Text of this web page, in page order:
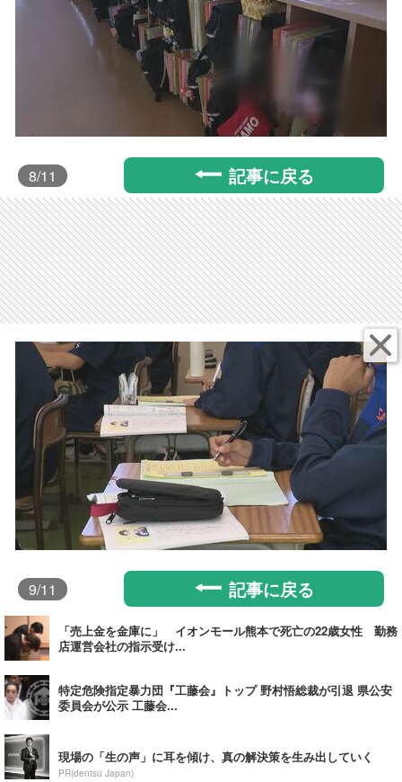
8/11 記事に戻る
9/11 記事に戻る
「売上金を金庫に」 イオンモール熊本で死亡の22歳女性 勤務
店運営会社の指示受け...
特定危険指定暴力団『工藤会』トップ 野村悟総裁が引退 県公安
委員会が公示 工藤会...
現場の「生の声」に耳を傾け、真の解決策を生み出していく
PR(dentsu Japan)